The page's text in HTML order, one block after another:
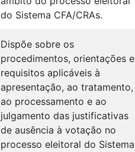
do Sistema CFA/CRAs.
Dispõe sobre os
procedimentos, orientações e
requisitos aplicáveis à
apresentação, ao tratamento,
ao processamento e ao
julgamento das justificativas
de ausência à votação no
processo eleitoral do Sistema